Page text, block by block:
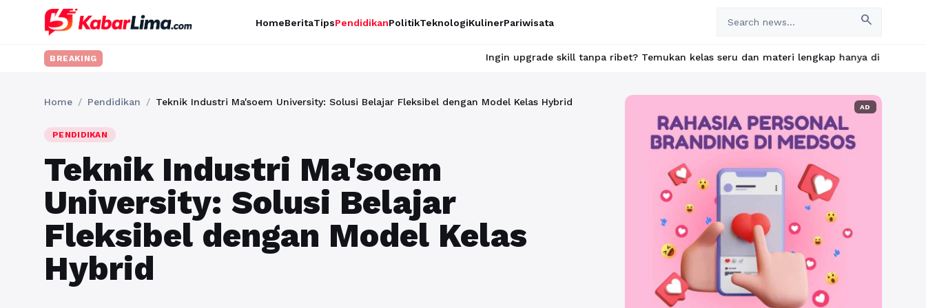
HomeBeritaTipsPendidikanPolitikTeknologiKulinerPariwisata search
BREAKING Ingin upgrade skill tanpa ribet? Temukan kelas seru dan materi lengkap hanya di YukBelajar.com.
Home / Pendidikan / Teknik Industri Ma'soem University: Solusi Belajar Fleksibel dengan Model Kelas Hybrid
PENDIDIKAN
Teknik Industri Ma'soem
University: Solusi Belajar
Fleksibel dengan Model Kelas
Hybrid
AD